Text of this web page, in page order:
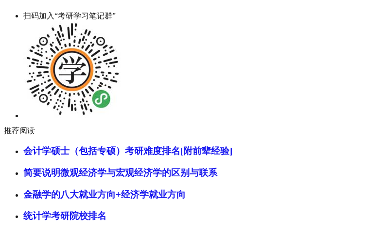
扫码加入“考研学习笔记群”
推荐阅读
会计学硕士（包括专硕）考研难度排名[附前辈经验]
简要说明微观经济学与宏观经济学的区别与联系
金融学的八大就业方向+经济学就业方向
统计学考研院校排名